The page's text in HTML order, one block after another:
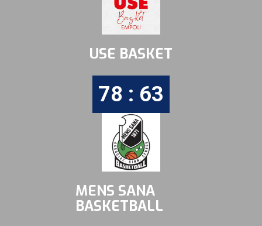
USE BASKET
78 : 63
MENS SANA
BASKETBALL